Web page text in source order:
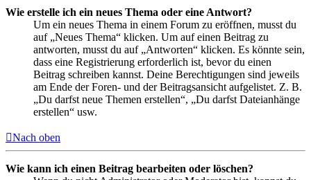
Wie erstelle ich ein neues Thema oder eine Antwort?
Um ein neues Thema in einem Forum zu eröffnen, musst du
auf „Neues Thema“ klicken. Um auf einen Beitrag zu
antworten, musst du auf „Antworten“ klicken. Es könnte sein,
dass eine Registrierung erforderlich ist, bevor du einen
Beitrag schreiben kannst. Deine Berechtigungen sind jeweils
am Ende der Foren- und der Beitragsansicht aufgelistet. Z. B.
„Du darfst neue Themen erstellen“, „Du darfst Dateianhänge
erstellen“ usw.
Nach oben
Wie kann ich einen Beitrag bearbeiten oder löschen?